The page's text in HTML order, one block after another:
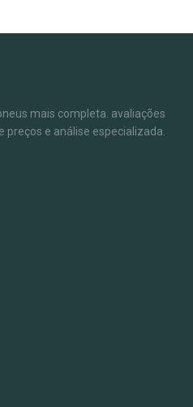
mais completa. avaliações
e análise especializada.